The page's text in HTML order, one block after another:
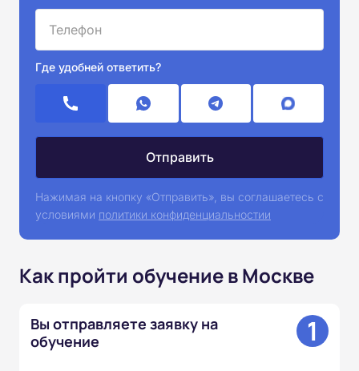
Где удобней ответить?
Нажимая на кнопку «Отправить», вы соглашаетесь с
условиями политики конфиденциальностии
Как пройти обучение в Москве
Вы отправляете заявку на
обучение
1